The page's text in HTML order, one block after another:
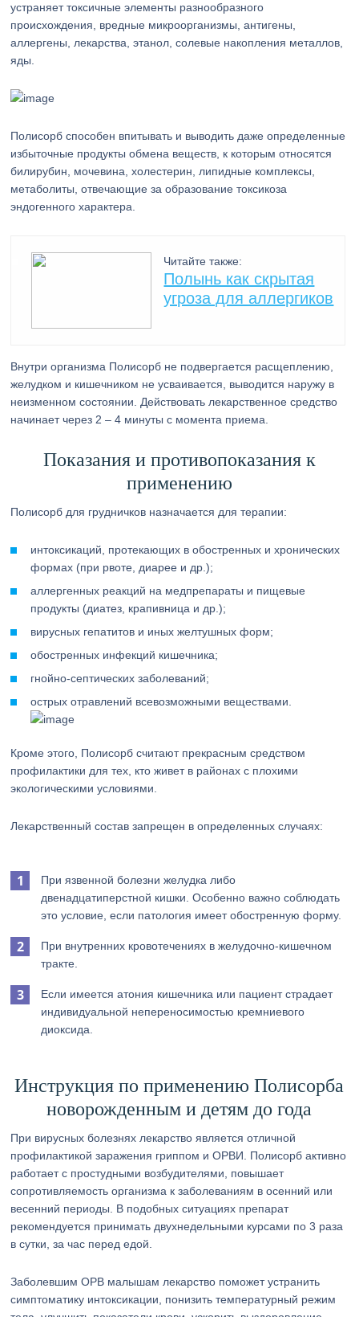
устраняет токсичные элементы разнообразного
происхождения, вредные микроорганизмы, антигены,
аллергены, лекарства, этанол, солевые накопления металлов,
яды.
Полисорб способен впитывать и выводить даже определенные
избыточные продукты обмена веществ, к которым относятся
билирубин, мочевина, холестерин, липидные комплексы,
метаболиты, отвечающие за образование токсикоза
эндогенного характера.
Читайте также:
Полынь как скрытая
угроза для аллергиков
Внутри организма Полисорб не подвергается расщеплению,
желудком и кишечником не усваивается, выводится наружу в
неизменном состоянии. Действовать лекарственное средство
начинает через 2 – 4 минуты с момента приема.
Показания и противопоказания к
применению
Полисорб для грудничков назначается для терапии:
интоксикаций, протекающих в обостренных и хронических
формах (при рвоте, диарее и др.);
аллергенных реакций на медпрепараты и пищевые
продукты (диатез, крапивница и др.);
вирусных гепатитов и иных желтушных форм;
обостренных инфекций кишечника;
гнойно-септических заболеваний;
острых отравлений всевозможными веществами.
Кроме этого, Полисорб считают прекрасным средством
профилактики для тех, кто живет в районах с плохими
экологическими условиями.
Лекарственный состав запрещен в определенных случаях:
При язвенной болезни желудка либо
двенадцатиперстной кишки. Особенно важно соблюдать
это условие, если патология имеет обостренную форму.
При внутренних кровотечениях в желудочно-кишечном
тракте.
Если имеется атония кишечника или пациент страдает
индивидуальной непереносимостью кремниевого
диоксида.
Инструкция по применению Полисорба
новорожденным и детям до года
При вирусных болезнях лекарство является отличной
профилактикой заражения гриппом и ОРВИ. Полисорб активно
работает с простудными возбудителями, повышает
сопротивляемость организма к заболеваниям в осенний или
весенний периоды. В подобных ситуациях препарат
рекомендуется принимать двухнедельными курсами по 3 раза
в сутки, за час перед едой.
Заболевшим ОРВ малышам лекарство поможет устранить
симптоматику интоксикации, понизить температурный режим